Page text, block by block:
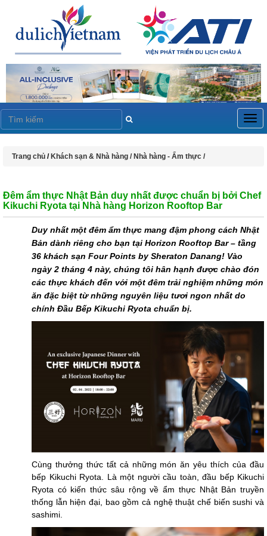
Trang chủ / Khách sạn & Nhà hàng / Nhà hàng - Ẩm thực /
Đêm ẩm thực Nhật Bản duy nhất được chuẩn bị bởi Chef
Kikuchi Ryota tại Nhà hàng Horizon Rooftop Bar
Duy nhất một đêm ẩm thực mang đậm phong cách Nhật
Bản dành riêng cho bạn tại Horizon Rooftop Bar – tầng
36 khách sạn Four Points by Sheraton Danang! Vào
ngày 2 tháng 4 này, chúng tôi hân hạnh được chào đón
các thực khách đến với một đêm trải nghiệm những món
ăn đặc biệt từ những nguyên liệu tươi ngon nhất do
chính Đầu Bếp Kikuchi Ryota chuẩn bị.
Cùng thưởng thức tất cả những món ăn yêu thích của đầu
bếp Kikuchi Ryota. Là một người cầu toàn, đầu bếp Kikuchi
Ryota có kiến thức sâu rộng về ẩm thực Nhật Bản truyền
thống lẫn hiện đại, bao gồm cả nghệ thuật chế biến sushi và
sashimi.